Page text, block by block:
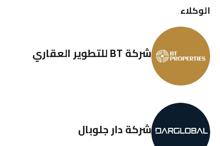
الوكلاء
شركة BT للتطوير العقاري
شركة دار جلوبال